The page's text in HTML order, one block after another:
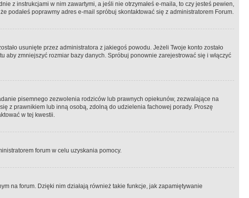
z instrukcjami w nim zawartymi, a jeśli nie otrzymałeś e-maila, to czy jesteś pewien,
podałeś poprawmy adres e-mail spróbuj skontaktować się z administratorem Forum.
usunięte przez administratora z jakiegoś powodu. Jeżeli Twoje konto zostało
zmniejszyć rozmiar bazy danych. Spróbuj ponownie zarejestrować się i włączyć
pisemnego zezwolenia rodziców lub prawnych opiekunów, zezwalające na
z prawnikiem lub inną osobą, zdolną do udzielenia fachowej porady. Proszę
w tej kwestii.
forum w celu uzyskania pomocy.
na forum. Dzięki nim działają również takie funkcje, jak zapamiętywanie